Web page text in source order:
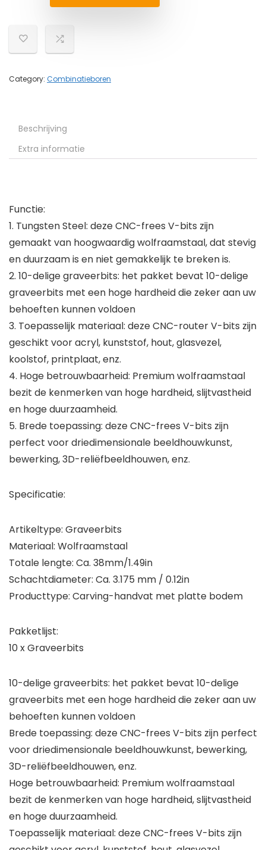
Category: Combinatieboren
Beschrijving
Extra informatie
Functie:
1. Tungsten Steel: deze CNC-frees V-bits zijn
gemaakt van hoogwaardig wolfraamstaal, dat stevig
en duurzaam is en niet gemakkelijk te breken is.
2. 10-delige graveerbits: het pakket bevat 10-delige
graveerbits met een hoge hardheid die zeker aan uw
behoeften kunnen voldoen
3. Toepasselijk materiaal: deze CNC-router V-bits zijn
geschikt voor acryl, kunststof, hout, glasvezel,
koolstof, printplaat, enz.
4. Hoge betrouwbaarheid: Premium wolfraamstaal
bezit de kenmerken van hoge hardheid, slijtvastheid
en hoge duurzaamheid.
5. Brede toepassing: deze CNC-frees V-bits zijn
perfect voor driedimensionale beeldhouwkunst,
bewerking, 3D-reliëfbeeldhouwen, enz.
Specificatie:
Artikeltype: Graveerbits
Materiaal: Wolfraamstaal
Totale lengte: Ca. 38mm/1.49in
Schachtdiameter: Ca. 3.175 mm / 0.12in
Producttype: Carving-handvat met platte bodem
Pakketlijst:
10 x Graveerbits
10-delige graveerbits: het pakket bevat 10-delige
graveerbits met een hoge hardheid die zeker aan uw
behoeften kunnen voldoen
Brede toepassing: deze CNC-frees V-bits zijn perfect
voor driedimensionale beeldhouwkunst, bewerking,
3D-reliëfbeeldhouwen, enz.
Hoge betrouwbaarheid: Premium wolfraamstaal
bezit de kenmerken van hoge hardheid, slijtvastheid
en hoge duurzaamheid.
Toepasselijk materiaal: deze CNC-frees V-bits zijn